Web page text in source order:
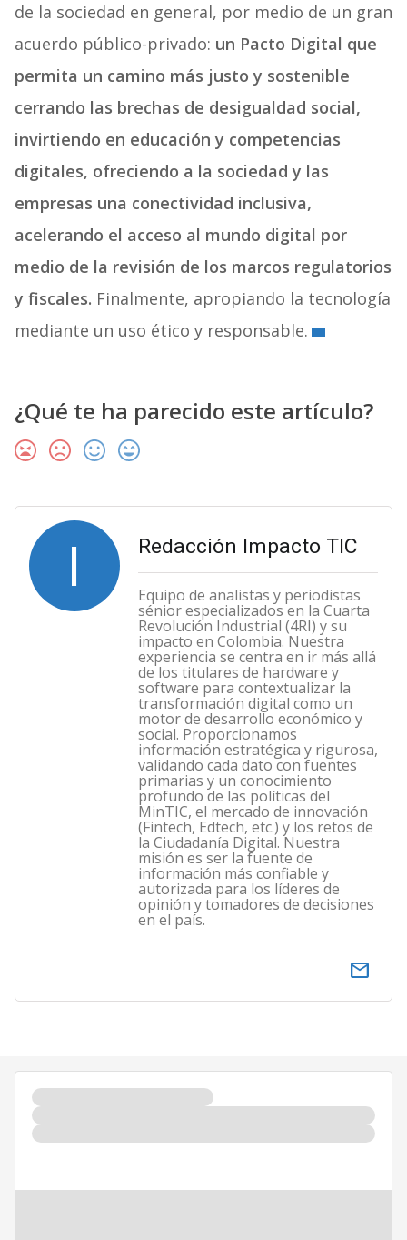
de la sociedad en general, por medio de un gran
acuerdo público-privado: un Pacto Digital que
permita un camino más justo y sostenible
cerrando las brechas de desigualdad social,
invirtiendo en educación y competencias
digitales, ofreciendo a la sociedad y las
empresas una conectividad inclusiva,
acelerando el acceso al mundo digital por
medio de la revisión de los marcos regulatorios
y fiscales. Finalmente, apropiando la tecnología
mediante un uso ético y responsable.
¿Qué te ha parecido este artículo?
I Redacción Impacto TIC
Equipo de analistas y periodistas
sénior especializados en la Cuarta
Revolución Industrial (4RI) y su
impacto en Colombia. Nuestra
experiencia se centra en ir más allá
de los titulares de hardware y
software para contextualizar la
transformación digital como un
motor de desarrollo económico y
social. Proporcionamos
información estratégica y rigurosa,
validando cada dato con fuentes
primarias y un conocimiento
profundo de las políticas del
MinTIC, el mercado de innovación
(Fintech, Edtech, etc.) y los retos de
la Ciudadanía Digital. Nuestra
misión es ser la fuente de
información más confiable y
autorizada para los líderes de
opinión y tomadores de decisiones
en el país.
email